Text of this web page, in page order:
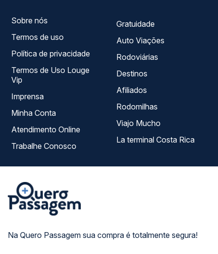
Na Quero Passagem sua compra é totalmente segura!
Sobre nós
Termos de uso
Política de privacidade
Termos de Uso Louge
Vip
Imprensa
Minha Conta
Atendimento Online
Trabalhe Conosco
Gratuidade
Auto Viações
Rodoviárias
Destinos
Afiliados
Rodomilhas
Viajo Mucho
La terminal Costa Rica